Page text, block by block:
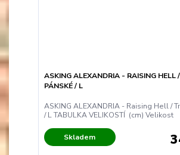
ASKING ALEXANDRIA - RAISING HELL
PÁNSKÉ / L
ASKING ALEXANDRIA - Raising Hell /
/ L TABULKA VELIKOSTÍ (cm) Velikost
Skladem